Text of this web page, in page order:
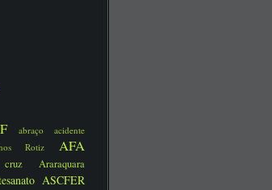
abraço acidente
Rotiz AFA
cruzAraraquara
ASCFER